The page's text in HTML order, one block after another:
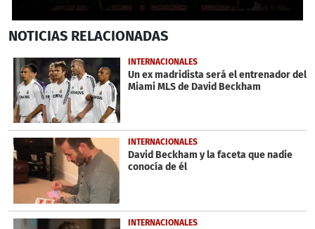
seconds
20
seconds
NOTICIAS RELACIONADAS
INTERNACIONALES
Un ex madridista será el entrenador del
Miami MLS de David Beckham
INTERNACIONALES
David Beckham y la faceta que nadie
conocía de él
INTERNACIONALES